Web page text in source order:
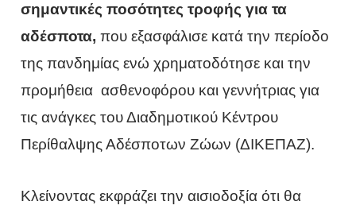
σημαντικές ποσότητες τροφής για τα
αδέσποτα, που εξασφάλισε κατά την περίοδο
της πανδημίας ενώ χρηματοδότησε και την
προμήθεια ασθενοφόρου και γεννήτριας για
τις ανάγκες του Διαδημοτικού Κέντρου
Περίθαλψης Αδέσποτων Ζώων (ΔΙΚΕΠΑΖ).
Κλείνοντας εκφράζει την αισιοδοξία ότι θα